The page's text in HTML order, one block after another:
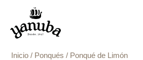
SkipInicio / Ponqués / Ponqué de Limón